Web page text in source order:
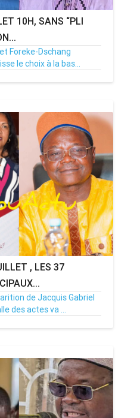
10H, SANS “PLI
Foreke-Dschang
le choix à la bas...
0
, LES 37
de Jacquis Gabriel
des actes va ...
0